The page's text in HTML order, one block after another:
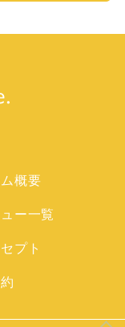
概要
ー一覧
プト